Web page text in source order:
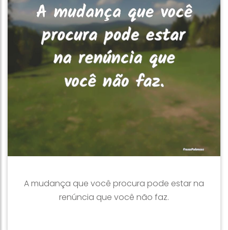
A mudança que você procura pode estar na
renúncia que você não faz.